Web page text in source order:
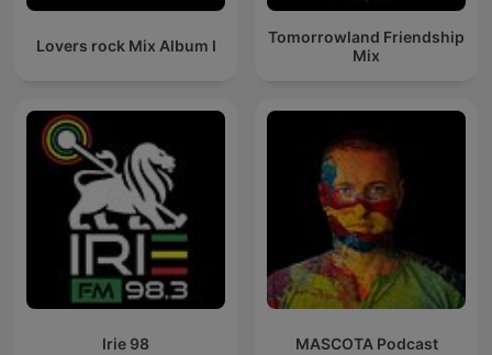
Lovers rock Mix Album I
Tomorrowland Friendship
Mix
Irie 98 MASCOTA Podcast